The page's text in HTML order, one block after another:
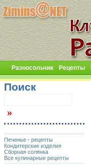
Разносольчик Рецепты
Поиск
Печенье - рецепты
Кондитерские изделия
Сборная солянка
Все кулинарные рецепты